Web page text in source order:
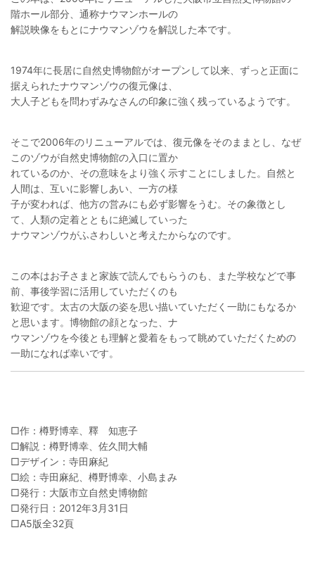
階ホール部分、通称ナウマンホールの
解説映像をもとにナウマンゾウを解説した本です。
1974年に長居に自然史博物館がオープンして以来、ずっと正面に
据えられたナウマンゾウの復元像は、
大人子どもを問わずみなさんの印象に強く残っているようです。
そこで2006年のリニューアルでは、復元像をそのままとし、なぜ
このゾウが自然史博物館の入口に置か
れているのか、その意味をより強く示すことにしました。自然と
人間は、互いに影響しあい、一方の様
子が変われば、他方の営みにも必ず影響をうむ。その象徴とし
て、人類の定着とともに絶滅していった
ナウマンゾウがふさわしいと考えたからなのです。
この本はお子さまと家族で読んでもらうのも、また学校などで事
前、事後学習に活用していただくのも
歓迎です。太古の大阪の姿を思い描いていただく一助にもなるか
と思います。博物館の顔となった、ナ
ウマンゾウを今後とも理解と愛着をもって眺めていただくための
一助になれば幸いです。
□作：樽野博幸、釋 知恵子
□解説：樽野博幸、佐久間大輔
□デザイン：寺田麻紀
□絵：寺田麻紀、樽野博幸、小島まみ
□発行：大阪市立自然史博物館
□発行日：2012年3月31日
□A5版全32頁